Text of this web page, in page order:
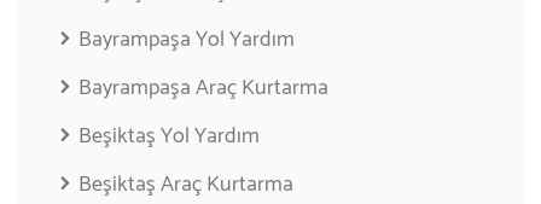
Bayrampaşa Yol Yardım
Bayrampaşa Araç Kurtarma
Beşiktaş Yol Yardım
Beşiktaş Araç Kurtarma